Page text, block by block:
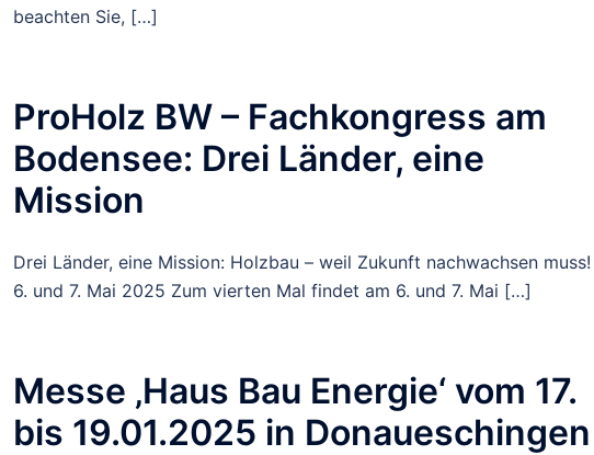
beachten Sie, […]
ProHolz BW – Fachkongress am
Bodensee: Drei Länder, eine
Mission
Drei Länder, eine Mission: Holzbau – weil Zukunft nachwachsen muss!
6. und 7. Mai 2025 Zum vierten Mal findet am 6. und 7. Mai […]
Messe ‚Haus Bau Energie‘ vom 17.
bis 19.01.2025 in Donaueschingen